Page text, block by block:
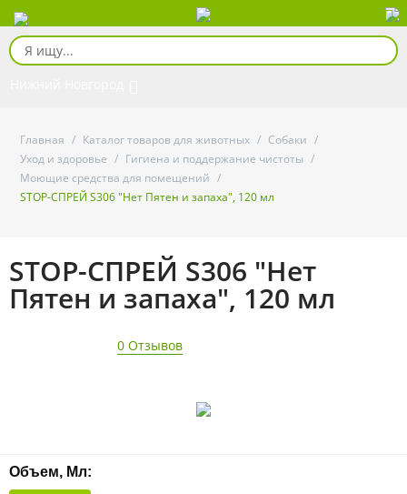
Главная / Каталог товаров для животных / Собаки /
Уход и здоровье / Гигиена и поддержание чистоты /
Моющие средства для помещений /
STOP-СПРЕЙ S306 "Нет Пятен и запаха", 120 мл
STOP-СПРЕЙ S306 "Нет
Пятен и запаха", 120 мл
0 Отзывов
Объем, Мл: